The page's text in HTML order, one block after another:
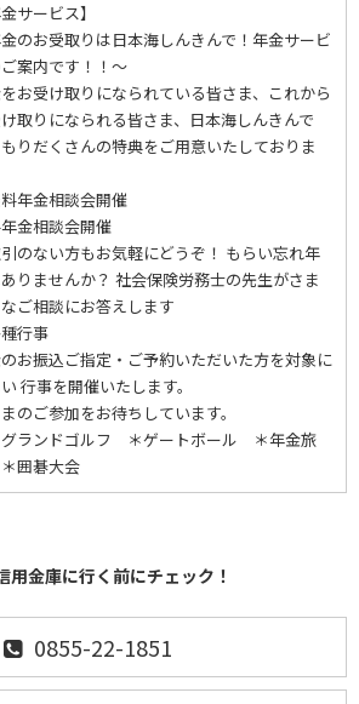
金サービス】
のお受取りは日本海しんきんで！年金サービ
案内です！！～
お受け取りになられている皆さま、これから
取りになられる皆さま、日本海しんきんで
りだくさんの特典をご用意いたしておりま
年金相談会開催
金相談会開催
のない方もお気軽にどうぞ！ もらい忘れ年
りませんか？ 社会保険労務士の先生がさま
ご相談にお答えします
行事
お振込ご指定・ご予約いただいた方を対象に
行事を開催いたします。
のご参加をお待ちしています。
ランドゴルフ ＊ゲートボール ＊年金旅
囲碁大会
用金庫に行く前にチェック！
0855-22-1851